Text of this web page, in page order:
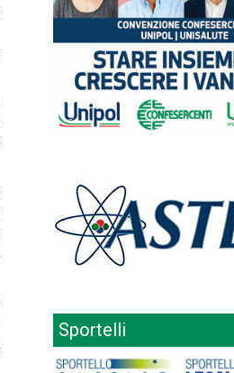
Sportelli